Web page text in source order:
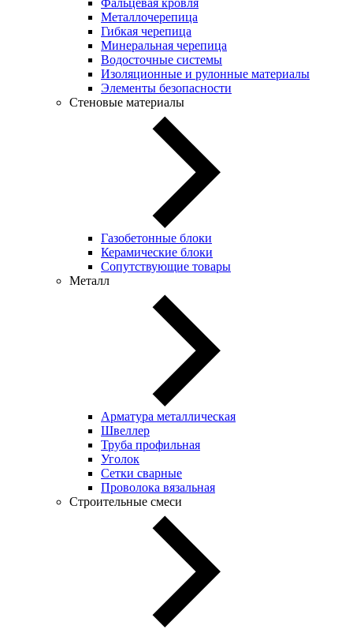
Металлочерепица
Гибкая черепица
Минеральная черепица
Водосточные системы
Изоляционные и рулонные материалы
Элементы безопасности
Стеновые материалы
Газобетонные блоки
Керамические блоки
Сопутствующие товары
Металл
Арматура металлическая
Швеллер
Труба профильная
Уголок
Сетки сварные
Проволока вязальная
Строительные смеси